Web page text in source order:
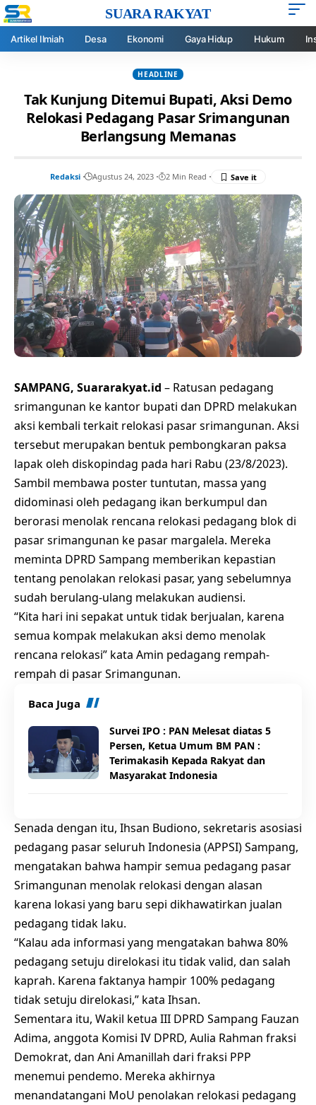
SUARA RAKYAT
Artikel Ilmiah Desa Ekonomi Gaya Hidup Hukum
HEADLINE
Tak Kunjung Ditemui Bupati, Aksi Demo
Relokasi Pedagang Pasar Srimangunan
Berlangsung Memanas
Redaksi Agustus 24, 2023 2 Min Read
SAMPANG, Suararakyat.id – Ratusan pedagang
srimangunan ke kantor bupati dan DPRD melakukan
aksi kembali terkait relokasi pasar srimangunan. Aksi
tersebut merupakan bentuk pembongkaran paksa
lapak oleh diskopindag pada hari Rabu (23/8/2023).
Sambil membawa poster tuntutan, massa yang
didominasi oleh pedagang ikan berkumpul dan
berorasi menolak rencana relokasi pedagang blok di
pasar srimangunan ke pasar margalela. Mereka
meminta DPRD Sampang memberikan kepastian
tentang penolakan relokasi pasar, yang sebelumnya
sudah berulang-ulang melakukan audiensi.
“Kita hari ini sepakat untuk tidak berjualan, karena
semua kompak melakukan aksi demo menolak
rencana relokasi” kata Amin pedagang rempah-
rempah di pasar Srimangunan.
Baca Juga
Survei IPO : PAN Melesat diatas 5
Persen, Ketua Umum BM PAN :
Terimakasih Kepada Rakyat dan
Masyarakat Indonesia
Senada dengan itu, Ihsan Budiono, sekretaris asosiasi
pedagang pasar seluruh Indonesia (APPSI) Sampang,
mengatakan bahwa hampir semua pedagang pasar
Srimangunan menolak relokasi dengan alasan
karena lokasi yang baru sepi dikhawatirkan jualan
pedagang tidak laku.
“Kalau ada informasi yang mengatakan bahwa 80%
pedagang setuju direlokasi itu tidak valid, dan salah
kaprah. Karena faktanya hampir 100% pedagang
tidak setuju direlokasi,” kata Ihsan.
Sementara itu, Wakil ketua III DPRD Sampang Fauzan
Adima, anggota Komisi IV DPRD, Aulia Rahman fraksi
Demokrat, dan Ani Amanillah dari fraksi PPP
menemui pendemo. Mereka akhirnya
menandatangani MoU penolakan relokasi pedagang